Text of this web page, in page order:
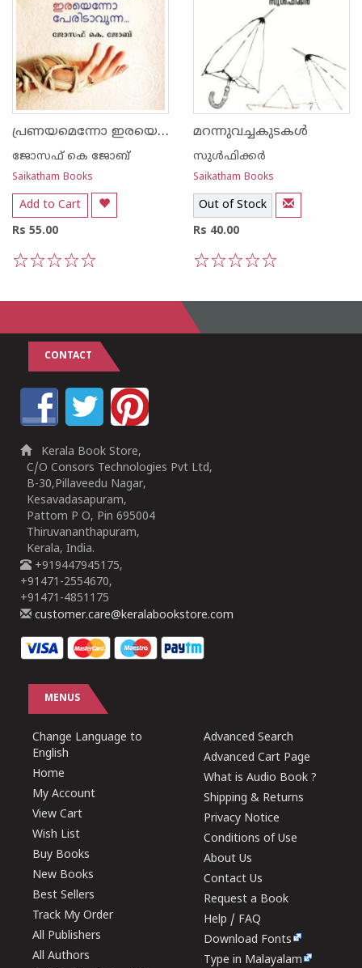
പ്രണയമെന്നോ ഇരയെന്നോ പേരിടാവുന്ന
ജോസഫ് കെ ജോബ്
Saikatham Books
Add to Cart
Rs 55.00
മറന്നുവച്ചകുടകള്‍
‌സുള്‍ഫിക്കര്‍
Saikatham Books
Out of Stock
Rs 40.00
CONTACT
Kerala Book Store,
C/O Consors Technologies Pvt Ltd,
B-30,Pillaveedu Nagar,
Kesavadasapuram,
Pattom P O, Pin 695004
Thiruvananthapuram,
Kerala, India.
+919447945175,
+91471-2554670,
+91471-4851175
customer.care@keralabookstore.com
MENUS
Change Language to
English
Home
My Account
View Cart
Wish List
Buy Books
New Books
Best Sellers
Track My Order
All Publishers
All Authors
Advanced Search
Advanced Cart Page
What is Audio Book ?
Shipping & Returns
Privacy Notice
Conditions of Use
About Us
Contact Us
Request a Book
Help / FAQ
Download Fonts
Type in Malayalam